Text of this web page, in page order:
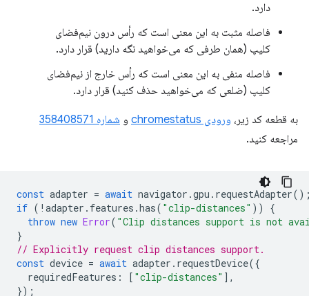
دارد.
فاصله مثبت به این معنی است که رأس درون نیم‌فضای
کلیپ (همان طرفی که می‌خواهید نگه دارید) قرار دارد.
فاصله منفی به این معنی است که رأس خارج از نیم‌فضای
کلیپ (ضلعی که می‌خواهید حذف کنید) قرار دارد.
به قطعه کد زیر، ورودی chromestatus و شماره 358408571
مراجعه کنید.
const adapter = await navigator .gpu . requestAdapter
if ( ! adapter . features .has( "clip-distances" ))
{
throw new Error( "Clip distances support is not
}
// Explicitly request clip distances support.
const device = await adapter . requestDevice({
requiredFeatures : [ "clip-distances" ],
});